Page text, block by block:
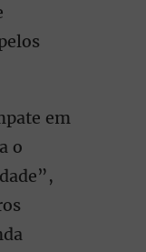
em
o